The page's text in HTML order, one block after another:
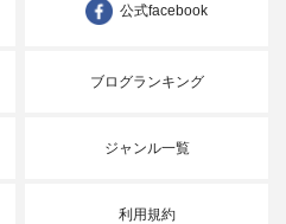
公式facebook
ブログランキング
ジャンル一覧
利用規約